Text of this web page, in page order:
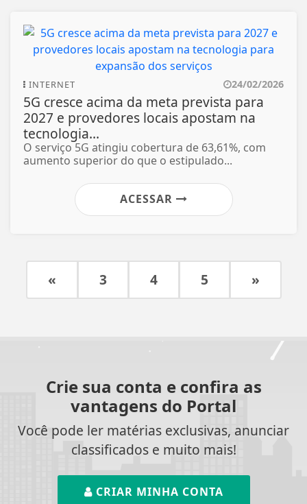
INTERNET 24/02/2026
5G cresce acima da meta prevista para
2027 e provedores locais apostam na
tecnologia...
O serviço 5G atingiu cobertura de 63,61%, com
aumento superior do que o estipulado...
ACESSAR
« 3 4 5 »
Crie sua conta e confira as
vantagens do Portal
Você pode ler matérias exclusivas, anunciar
classificados e muito mais!
CRIAR MINHA CONTA